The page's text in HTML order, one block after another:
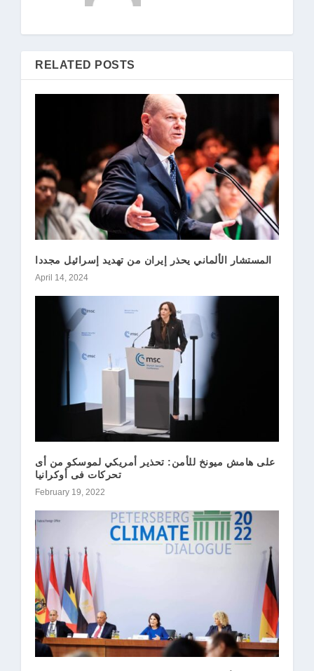
RELATED POSTS
المستشار الألماني يحذر إيران من تهديد إسرائيل مجددا
April 14, 2024
على هامش ميونخ للأمن: تحذير أمريكي لموسكو من أى
تحركات فى أوكرانيا
February 19, 2022